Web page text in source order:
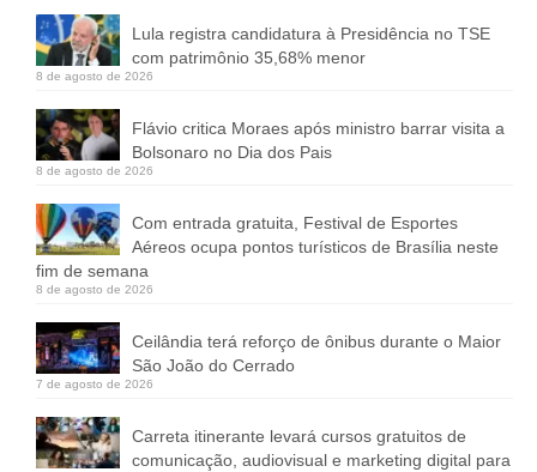
Lula registra candidatura à Presidência no TSE
com patrimônio 35,68% menor
8 de agosto de 2026
Flávio critica Moraes após ministro barrar visita a
Bolsonaro no Dia dos Pais
8 de agosto de 2026
Com entrada gratuita, Festival de Esportes
Aéreos ocupa pontos turísticos de Brasília neste
fim de semana
8 de agosto de 2026
Ceilândia terá reforço de ônibus durante o Maior
São João do Cerrado
7 de agosto de 2026
Carreta itinerante levará cursos gratuitos de
comunicação, audiovisual e marketing digital para